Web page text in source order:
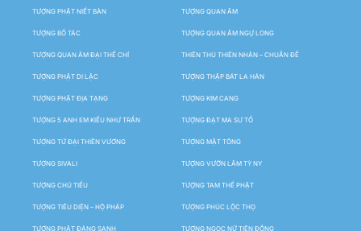
TƯỢNG PHẬT NIẾT BÀN TƯỢNG QUAN ÂM
TƯỢNG BỒ TÁC TƯỢNG QUAN ÂM NGỰ LONG
TƯỢNG QUAN ÂM ĐẠI THẾ CHÍ THIÊN THỦ THIÊN NHÃN – CHUẨN ĐỀ
TƯỢNG PHẬT DI LẶC TƯỢNG THẬP BÁT LA HÁN
TƯỢNG PHẬT ĐỊA TẠNG TƯỢNG KIM CANG
TƯỢNG 5 ANH EM KIỀU NHƯ TRẦN TƯỢNG ĐẠT MA SƯ TỔ
TƯỢNG TỨ ĐẠI THIÊN VƯƠNG TƯỢNG MẬT TÔNG
TƯỢNG SIVALI TƯỢNG VƯỜN LÂM TỲ NY
TƯỢNG CHÚ TIỂU TƯỢNG TAM THẾ PHẬT
TƯỢNG TIÊU DIỆN – HỘ PHÁP TƯỢNG PHÚC LỘC THỌ
TƯỢNG PHẬT ĐẢNG SANH TƯỢNG NGỌC NỮ TIÊN ĐỒNG